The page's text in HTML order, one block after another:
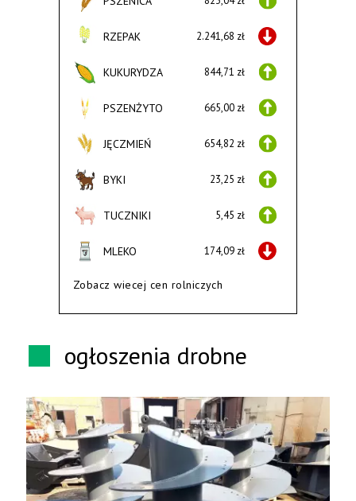
RZEPAK 2.241,68 zł
KUKURYDZA 844,71 zł
PSZENŻYTO 665,00 zł
JĘCZMIEŃ 654,82 zł
BYKI 23,25 zł
TUCZNIKI 5,45 zł
MLEKO 174,09 zł
Zobacz wiecej cen rolniczych
ogłoszenia drobne